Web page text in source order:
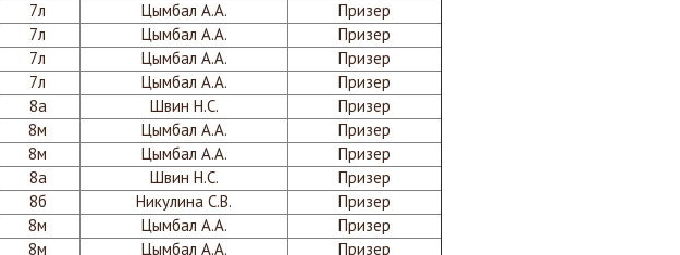
7л Цымбал А.А.
Призер
7л Цымбал А.А.
Призер
7л Цымбал А.А.
Призер
7л Цымбал А.А.
Призер
8а Швин Н.С.
Призер
8м Цымбал А.А.
Призер
8м Цымбал А.А.
Призер
8а Швин Н.С.
Призер
8б Никулина С.В.
Призер
8м Цымбал А.А.
Призер
8м Цымбал А.А. Призер